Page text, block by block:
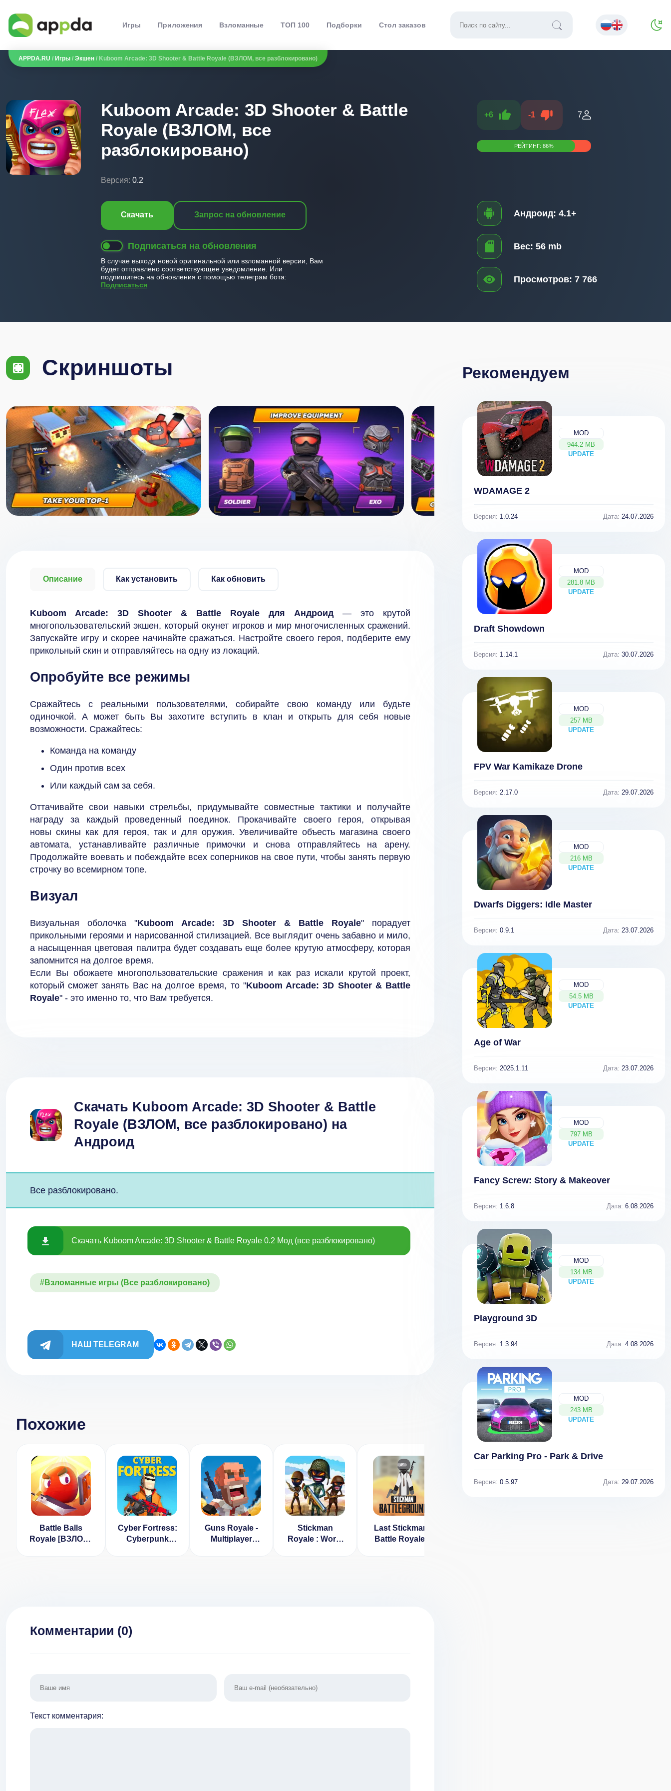
Игры Приложения Взломанные ТОП 100 Подборки Стол заказов
APPDA.RU / Игры / Экшен / Kuboom Arcade: 3D Shooter & Battle Royale (ВЗЛОМ, все разблокировано)
Kuboom Arcade: 3D Shooter & Battle
Royale (ВЗЛОМ, все
разблокировано)
Версия: 0.2
Скачать Запрос на обновление
Подписаться на обновления
В случае выхода новой оригинальной или взломанной версии, Вам
будет отправлено соответствующее уведомление. Или
подпишитесь на обновления с помощью телеграм бота:
Подписаться
+6 -1 7
РЕЙТИНГ:86%
Андроид: 4.1+
Вес: 56 mb
Просмотров: 7 766
Скриншоты
Описание Как установить Как обновить
Kuboom Arcade: 3D Shooter & Battle Royale для Андроид — это крутой
многопользовательский экшен, который окунет игроков и мир многочисленных сражений.
Запускайте игру и скорее начинайте сражаться. Настройте своего героя, подберите ему
прикольный скин и отправляйтесь на одну из локаций.
Опробуйте все режимы
Сражайтесь с реальными пользователями, собирайте свою команду или будьте
одиночкой. А может быть Вы захотите вступить в клан и открыть для себя новые
возможности. Сражайтесь:
Команда на команду
Один против всех
Или каждый сам за себя.
Оттачивайте свои навыки стрельбы, придумывайте совместные тактики и получайте
награду за каждый проведенный поединок. Прокачивайте своего героя, открывая
новы скины как для героя, так и для оружия. Увеличивайте объесть магазина своего
автомата, устанавливайте различные примочки и снова отправляйтесь на арену.
Продолжайте воевать и побеждайте всех соперников на свое пути, чтобы занять первую
строчку во всемирном топе.
Визуал
Визуальная оболочка "Kuboom Arcade: 3D Shooter & Battle Royale" порадует
прикольными героями и нарисованной стилизацией. Все выглядит очень забавно и мило,
а насыщенная цветовая палитра будет создавать еще более крутую атмосферу, которая
запомнится на долгое время.
Если Вы обожаете многопользовательские сражения и как раз искали крутой проект,
который сможет занять Вас на долгое время, то "Kuboom Arcade: 3D Shooter & Battle
Royale" - это именно то, что Вам требуется.
Скачать Kuboom Arcade: 3D Shooter & Battle
Royale (ВЗЛОМ, все разблокировано) на
Андроид
Все разблокировано.
Скачать Kuboom Arcade: 3D Shooter & Battle Royale 0.2 Мод (все разблокировано)
#Взломанные игры (Все разблокировано)
НАШ TELEGRAM
Похожие
Battle Balls
Royale [ВЗЛОМ:
Cyber Fortress:
Cyberpunk
Guns Royale -
Multiplayer
Stickman
Royale : World
Last Stickman :
Battle Royale v
Комментарии (0)
Текст комментария:
Рекомендуем
MOD
944.2 MB
UPDATE
NEW
WDAMAGE 2
Версия: 1.0.24 Дата: 24.07.2026
MOD
281.8 MB
UPDATE
NEW
Draft Showdown
Версия: 1.14.1 Дата: 30.07.2026
MOD
257 MB
UPDATE
NEW
FPV War Kamikaze Drone
Версия: 2.17.0 Дата: 29.07.2026
MOD
216 MB
UPDATE
NEW
Dwarfs Diggers: Idle Master
Версия: 0.9.1 Дата: 23.07.2026
MOD
54.5 MB
UPDATE
NEW
Age of War
Версия: 2025.1.11 Дата: 23.07.2026
MOD
797 MB
UPDATE
NEW
Fancy Screw: Story & Makeover
Версия: 1.6.8 Дата: 6.08.2026
MOD
134 MB
UPDATE
NEW
Playground 3D
Версия: 1.3.94 Дата: 4.08.2026
MOD
243 MB
UPDATE
NEW
Car Parking Pro - Park & Drive
Версия: 0.5.97 Дата: 29.07.2026